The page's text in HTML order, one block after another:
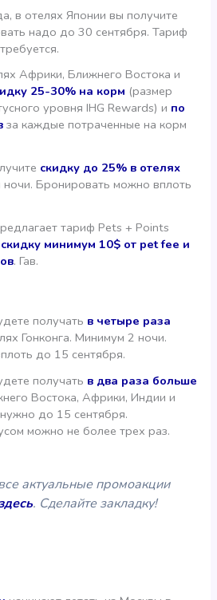
в отелях Японии вы получите
надо до 30 сентября. Тариф
Африки, Ближнего Востока и
25-30% на корм (размер
уровня IHG Rewards) и по
за каждые потраченные на корм
скидку до 25% в отелях
Бронировать можно вплоть
тариф Pets + Points
скидку минимум 10$ от pet fee и
. Гав.
получать в четыре раза
Гонконга. Минимум 2 ночи.
до 15 сентября.
получать в два раза больше
Востока, Африки, Индии и
до 15 сентября.
можно не более трех раз.
актуальные промоакции
. Сделайте закладку!